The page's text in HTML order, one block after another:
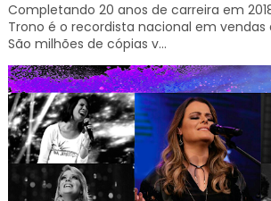
Completando 20 anos de carreira em
Trono é o recordista nacional em vendas
São milhões de cópias v...